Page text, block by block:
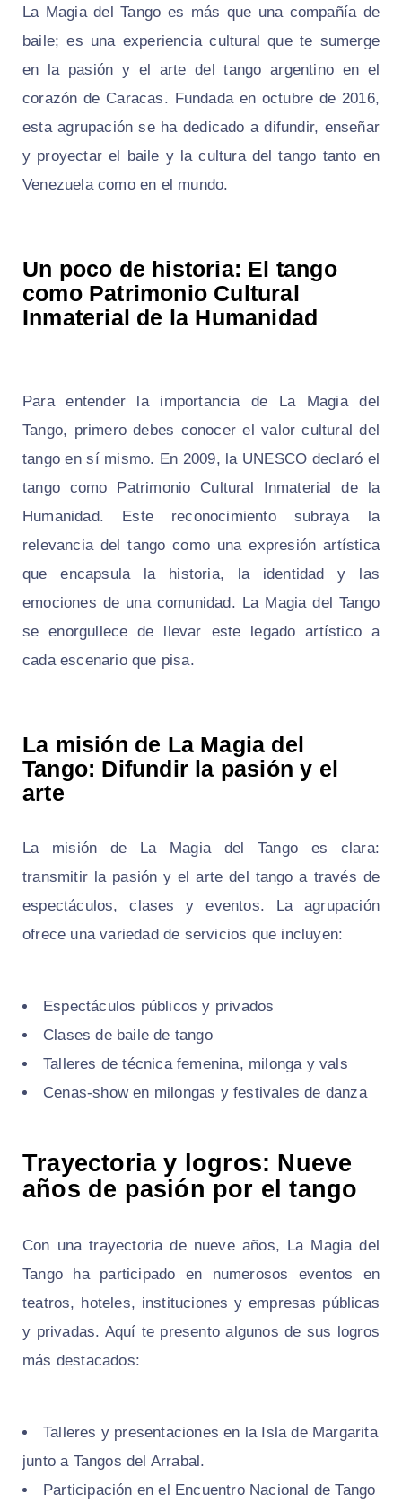
La Magia del Tango es más que una compañía de
baile; es una experiencia cultural que te sumerge
en la pasión y el arte del tango argentino en el
corazón de Caracas. Fundada en octubre de 2016,
esta agrupación se ha dedicado a difundir, enseñar
y proyectar el baile y la cultura del tango tanto en
Venezuela como en el mundo.
Un poco de historia: El tango
como Patrimonio Cultural
Inmaterial de la Humanidad
Para entender la importancia de La Magia del
Tango, primero debes conocer el valor cultural del
tango en sí mismo. En 2009, la UNESCO declaró el
tango como Patrimonio Cultural Inmaterial de la
Humanidad. Este reconocimiento subraya la
relevancia del tango como una expresión artística
que encapsula la historia, la identidad y las
emociones de una comunidad. La Magia del Tango
se enorgullece de llevar este legado artístico a
cada escenario que pisa.
La misión de La Magia del
Tango: Difundir la pasión y el
arte
La misión de La Magia del Tango es clara:
transmitir la pasión y el arte del tango a través de
espectáculos, clases y eventos. La agrupación
ofrece una variedad de servicios que incluyen:
Espectáculos públicos y privados
Clases de baile de tango
Talleres de técnica femenina, milonga y vals
Cenas-show en milongas y festivales de danza
Trayectoria y logros: Nueve
años de pasión por el tango
Con una trayectoria de nueve años, La Magia del
Tango ha participado en numerosos eventos en
teatros, hoteles, instituciones y empresas públicas
y privadas. Aquí te presento algunos de sus logros
más destacados:
Talleres y presentaciones en la Isla de Margarita
junto a Tangos del Arrabal.
Participación en el Encuentro Nacional de Tango